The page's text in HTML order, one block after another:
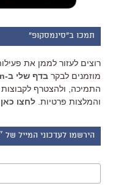
תמכו ב"סינמסקופ"
רוצים לעזור לממן את
מוזמנים לבקר בדף שלי ב-Patreon
התמיכה, ולהצטרף
והמלצות פרטיות. לחצו כאן
הירשמו לעדכוני המייל של